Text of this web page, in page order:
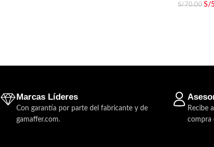
S/70.00 S/
Marcas Líderes
Con garantía por parte del fabricante y de
gamaffer.com.
Recibe
compra